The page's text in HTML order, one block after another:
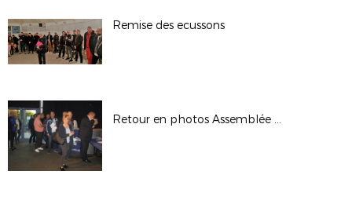
Remise des ecussons
Retour en photos Assemblée Générale District 94